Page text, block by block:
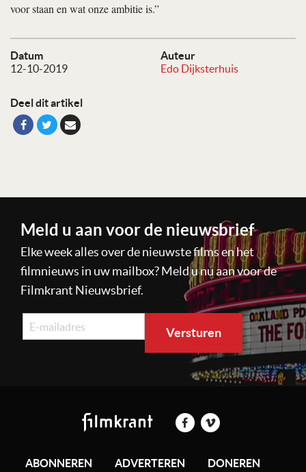
Datum
12-10-2019
Auteur
Edo Dijksterhuis
Deel dit artikel
voor staan en wat onze ambitie is.”
Meld u aan voor de nieuwsbrief
Elke week alles over de nieuwste films en het
filmnieuws in uw mailbox? Meld u nu aan voor de
Filmkrant Nieuwsbrief.
ABONNEREN ADVERTEREN DONEREN